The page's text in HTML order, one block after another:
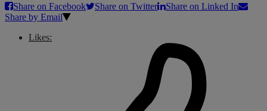
Share on Facebook
Share on Twitter
Share on Linked In
Share by Email
Likes: